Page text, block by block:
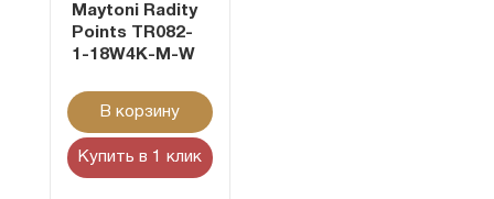
Maytoni Radity
Points TR082-
1-18W4K-M-W
В корзину
Купить в 1 клик